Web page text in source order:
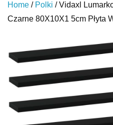
Home / Polki / Vidaxl
Czarne 80X10X1 5cm Płyta